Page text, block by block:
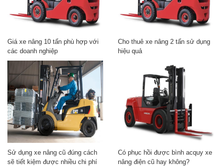
Giá xe nâng 10 tấn phù hợp với
các doanh nghiệp
Cho thuê xe nâng 2 tấn sử dụng
hiệu quả
Sử dụng xe nâng cũ đúng cách
sẽ tiết kiệm được nhiều chi phí
Có phục hồi được bình acquy xe
nâng điện cũ hay không?